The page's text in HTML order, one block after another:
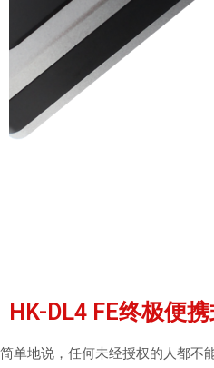
HK-DL4 FE终极便
简单地说，任何未经授权的人都不